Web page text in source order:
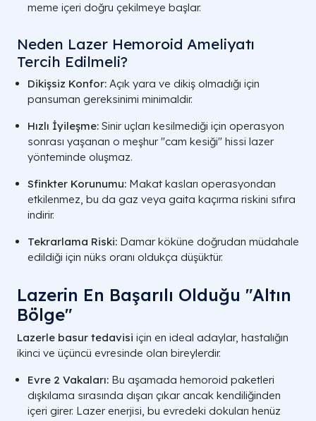
meme içeri doğru çekilmeye başlar.
Neden Lazer Hemoroid Ameliyatı
Tercih Edilmeli?
Dikişsiz Konfor: Açık yara ve dikiş olmadığı için
pansuman gereksinimi minimaldir.
Hızlı İyileşme: Sinir uçları kesilmediği için operasyon
sonrası yaşanan o meşhur "cam kesiği" hissi lazer
yönteminde oluşmaz.
Sfinkter Korunumu: Makat kasları operasyondan
etkilenmez, bu da gaz veya gaita kaçırma riskini sıfıra
indirir.
Tekrarlama Riski: Damar köküne doğrudan müdahale
edildiği için nüks oranı oldukça düşüktür.
Lazerin En Başarılı Olduğu "Altın
Bölge"
Lazerle basur tedavisi için en ideal adaylar, hastalığın
ikinci ve üçüncü evresinde olan bireylerdir.
Evre 2 Vakaları: Bu aşamada hemoroid paketleri
dışkılama sırasında dışarı çıkar ancak kendiliğinden
içeri girer. Lazer enerjisi, bu evredeki dokuları henüz